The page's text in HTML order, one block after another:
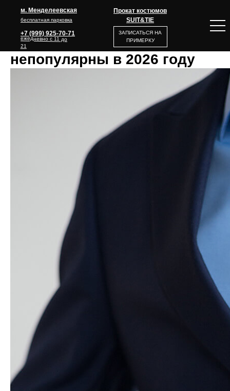
+7 (999) 925-70-71
ежедневно с 11 до
21
бесплатная парковка
м. Менделеевская
ЗАПИСАТЬСЯ НА
ПРИМЕРКУ
Прокат костюмов
SUIT&TIE
Почему синие костюмы
непопулярны в 2026 году